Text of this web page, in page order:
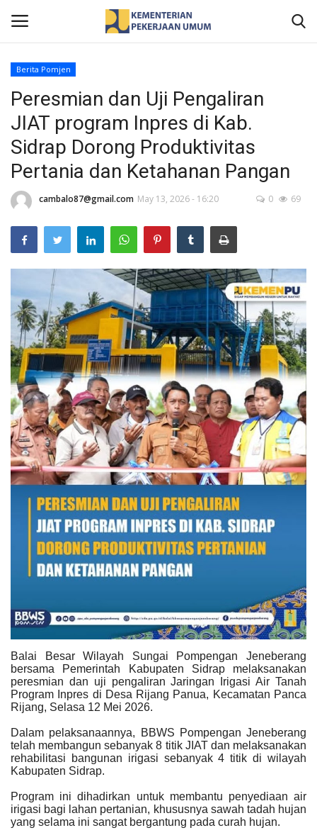
Home
Profil
Berita
Publikasi
Gallery
Informasi Publik
Kontak
Berita Pomjen
Peresmian dan Uji Pengaliran
JIAT program Inpres di Kab.
Sidrap Dorong Produktivitas
Pertania dan Ketahanan Pangan
cambalo87@gmail.com May 13, 2026 - 16:20 0 69
Balai Besar Wilayah Sungai Pompengan Jeneberang
bersama Pemerintah Kabupaten Sidrap melaksanakan
peresmian dan uji pengaliran Jaringan Irigasi Air Tanah
Program Inpres di Desa Rijang Panua, Kecamatan Panca
Rijang, Selasa 12 Mei 2026.
Dalam pelaksanaannya, BBWS Pompengan Jeneberang
telah membangun sebanyak 8 titik JIAT dan melaksanakan
rehabilitasi bangunan irigasi sebanyak 4 titik di wilayah
Kabupaten Sidrap.
Program ini dihadirkan untuk membantu penyediaan air
irigasi bagi lahan pertanian, khususnya sawah tadah hujan
yang selama ini sangat bergantung pada curah hujan.